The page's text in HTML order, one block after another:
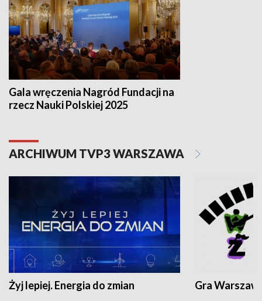
Gala wręczenia Nagród Fundacji na
rzecz Nauki Polskiej 2025
ARCHIWUM TVP3 WARSZAWA
Żyj lepiej. Energia do zmian Gra